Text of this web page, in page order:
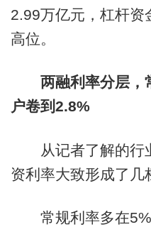
2.99万亿元，杠杆资
高位。
两融利率分层，
户卷到2.8%
从记者了解的行
资利率大致形成了几
常规利率多在5%-